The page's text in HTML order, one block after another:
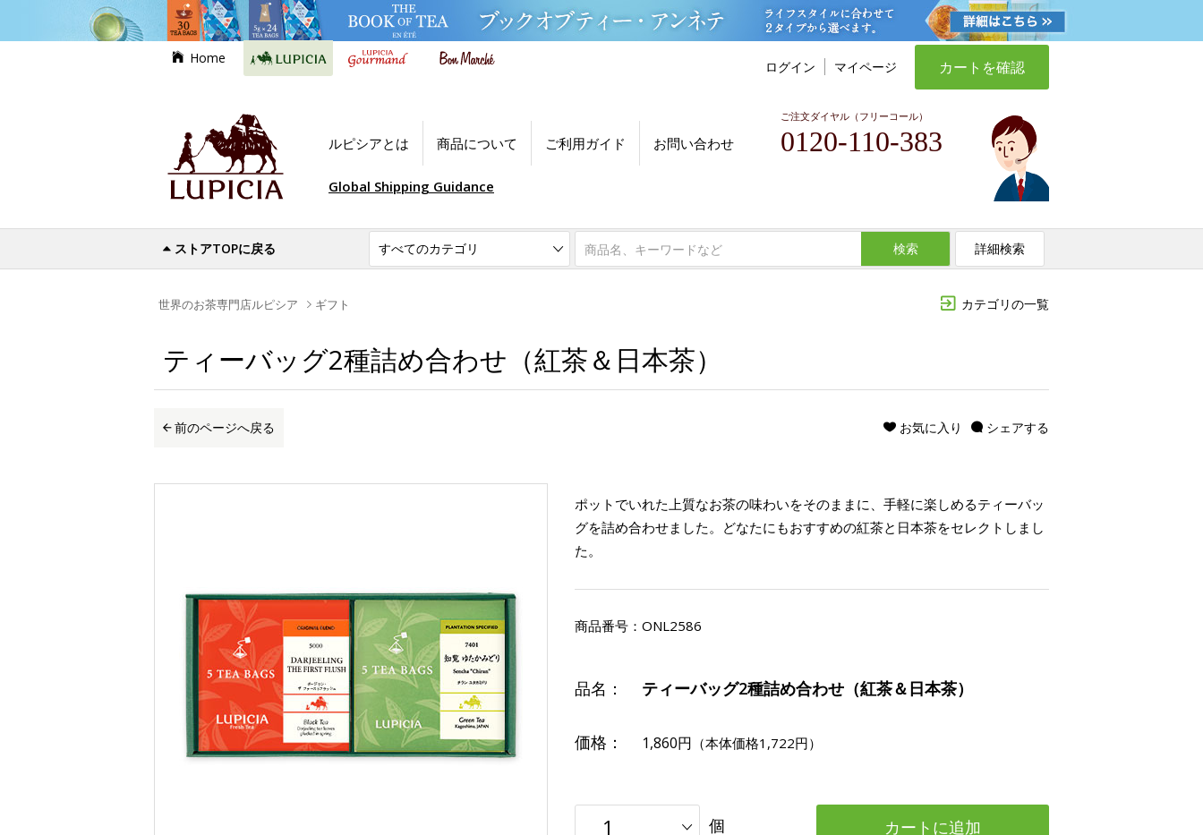
Home
ログイン マイページ カートを確認
ルピシアとは 商品について ご利用ガイド お問い合わせ
ご注文ダイヤル（フリーコール）
0120-110-383
Global Shipping Guidance
ストアTOPに戻る 検索 詳細検索
カテゴリの一覧
世界のお茶専門店ルピシア ギフト
ティーバッグ2種詰め合わせ（紅茶＆日本茶）
前のページへ戻る シェアする
お気に入り
ポットでいれた上質なお茶の味わいをそのままに、手軽に楽しめるティーバッ
グを詰め合わせました。どなたにもおすすめの紅茶と日本茶をセレクトしまし
た。
商品番号： ONL2586
品名： ティーバッグ2種詰め合わせ（紅茶＆日本茶）
価格： 1,860円 （本体価格1,722円）
個 カートに追加